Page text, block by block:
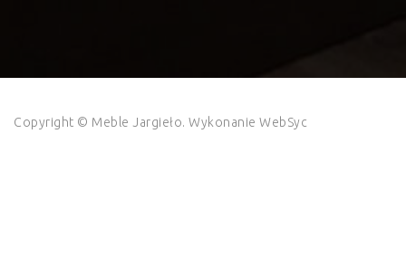
Copyright © Meble Jargieło. Wykonanie WebSyc